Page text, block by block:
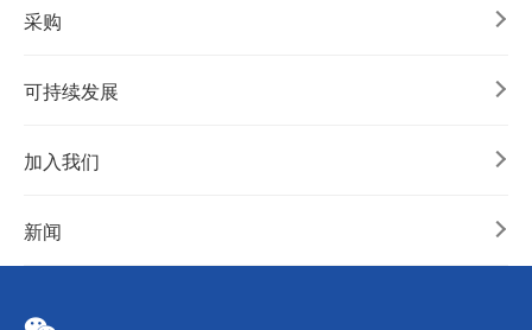
采购
可持续发展
加入我们
新闻